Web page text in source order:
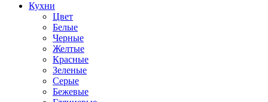
Кухни
Цвет
Белые
Черные
Желтые
Красные
Зеленые
Серые
Бежевые